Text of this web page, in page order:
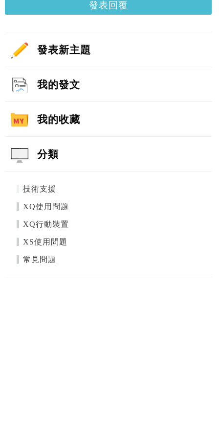
發表回覆
發表新主題
我的發文
我的收藏
分類
技術支援
XQ使用問題
XQ行動裝置
XS使用問題
常見問題